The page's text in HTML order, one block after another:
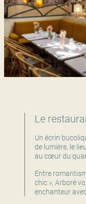
Le
Un écrin
de lumière, le
au cœur du
Entre
chic », Arboré
enchanteur